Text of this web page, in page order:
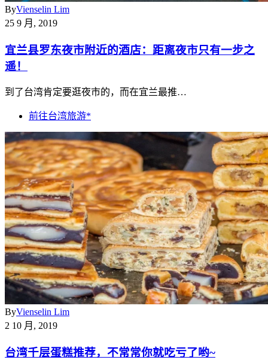
ByVienselin Lim
25 9 月, 2019
宜兰县罗东夜市附近的酒店：距离夜市只有一步之
遥！
到了台湾肯定要逛夜市的，而在宜兰最推…
前往台湾旅游*
ByVienselin Lim
2 10 月, 2019
台湾千层蛋糕推荐，不常常你就吃亏了哟~